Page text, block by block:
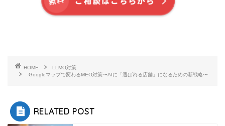
HOME
LLMO対策
Googleマップで変わるMEO対策〜AIに「選ばれる店舗」になるための新戦略〜
RELATED POST